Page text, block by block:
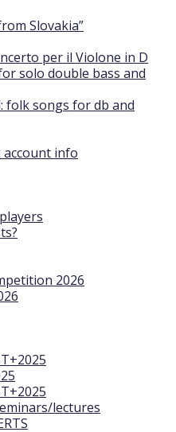
Slovakia”
per il Violone in D
solo double bass and
folk songs for db and
account info
2026
lectures